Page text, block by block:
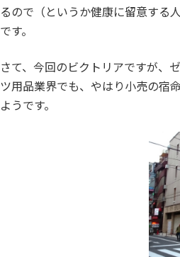
るので（というか健康に留意する
です。
さて、今回のビクトリアですが、
ツ用品業界でも、やはり小売の宿
ようです。